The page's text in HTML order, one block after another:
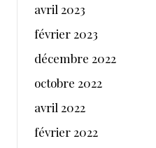
avril 2023
février 2023
décembre 2022
octobre 2022
avril 2022
février 2022